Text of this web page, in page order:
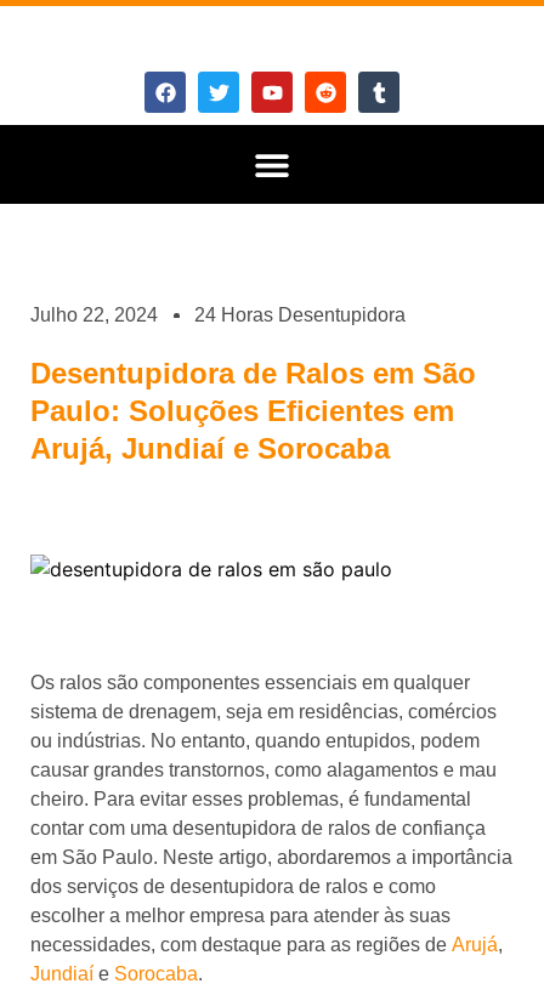
Julho 22, 2024 24 Horas Desentupidora
Desentupidora de Ralos em São
Paulo: Soluções Eficientes em
Arujá, Jundiaí e Sorocaba
Os ralos são componentes essenciais em qualquer
sistema de drenagem, seja em residências, comércios
ou indústrias. No entanto, quando entupidos, podem
causar grandes transtornos, como alagamentos e mau
cheiro. Para evitar esses problemas, é fundamental
contar com uma desentupidora de ralos de confiança
em São Paulo. Neste artigo, abordaremos a importância
dos serviços de desentupidora de ralos e como
escolher a melhor empresa para atender às suas
necessidades, com destaque para as regiões de Arujá,
Jundiaí e Sorocaba.